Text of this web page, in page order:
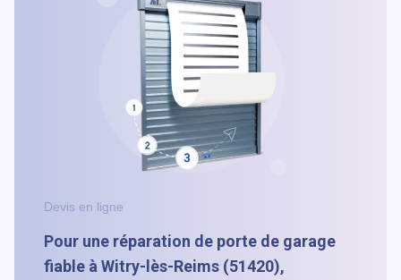
Devis en ligne
Pour une réparation de porte de garage
fiable à Witry-lès-Reims (51420),